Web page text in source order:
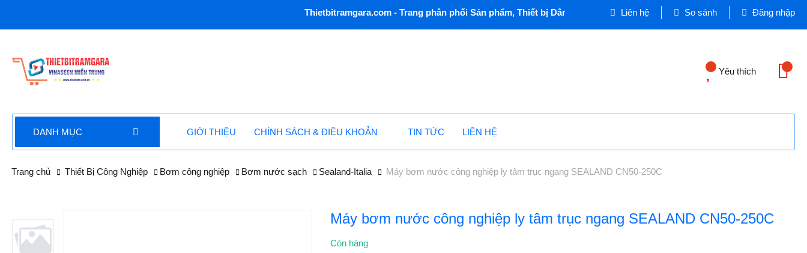
Thietbitramgara.com - Trang phân phối Sản phẩm, Thiết bị Dân dụng và Công nghiệp - Cơ quan chủ quản: VINASEEN
Liên hệ So sánh Đăng nhập
Yêu thích
DANH MỤC GIỚI THIỆU CHÍNH SÁCH & ĐIỀU KHOẢN TIN TỨC LIÊN HỆ
Trang chủ Thiết Bị Công Nghiệp Bơm công nghiệp Bơm nước sạch Sealand-Italia Máy bơm nước công nghiệp ly tâm trục ngang SEALAND CN50-250C
Máy bơm nước công nghiệp ly tâm trục ngang SEALAND CN50-250C
Còn hàng